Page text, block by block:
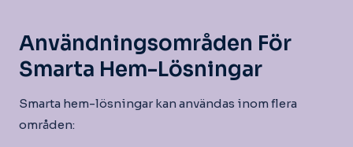
Användningsområden För
Smarta Hem-Lösningar
Smarta hem-lösningar kan användas inom flera
områden: